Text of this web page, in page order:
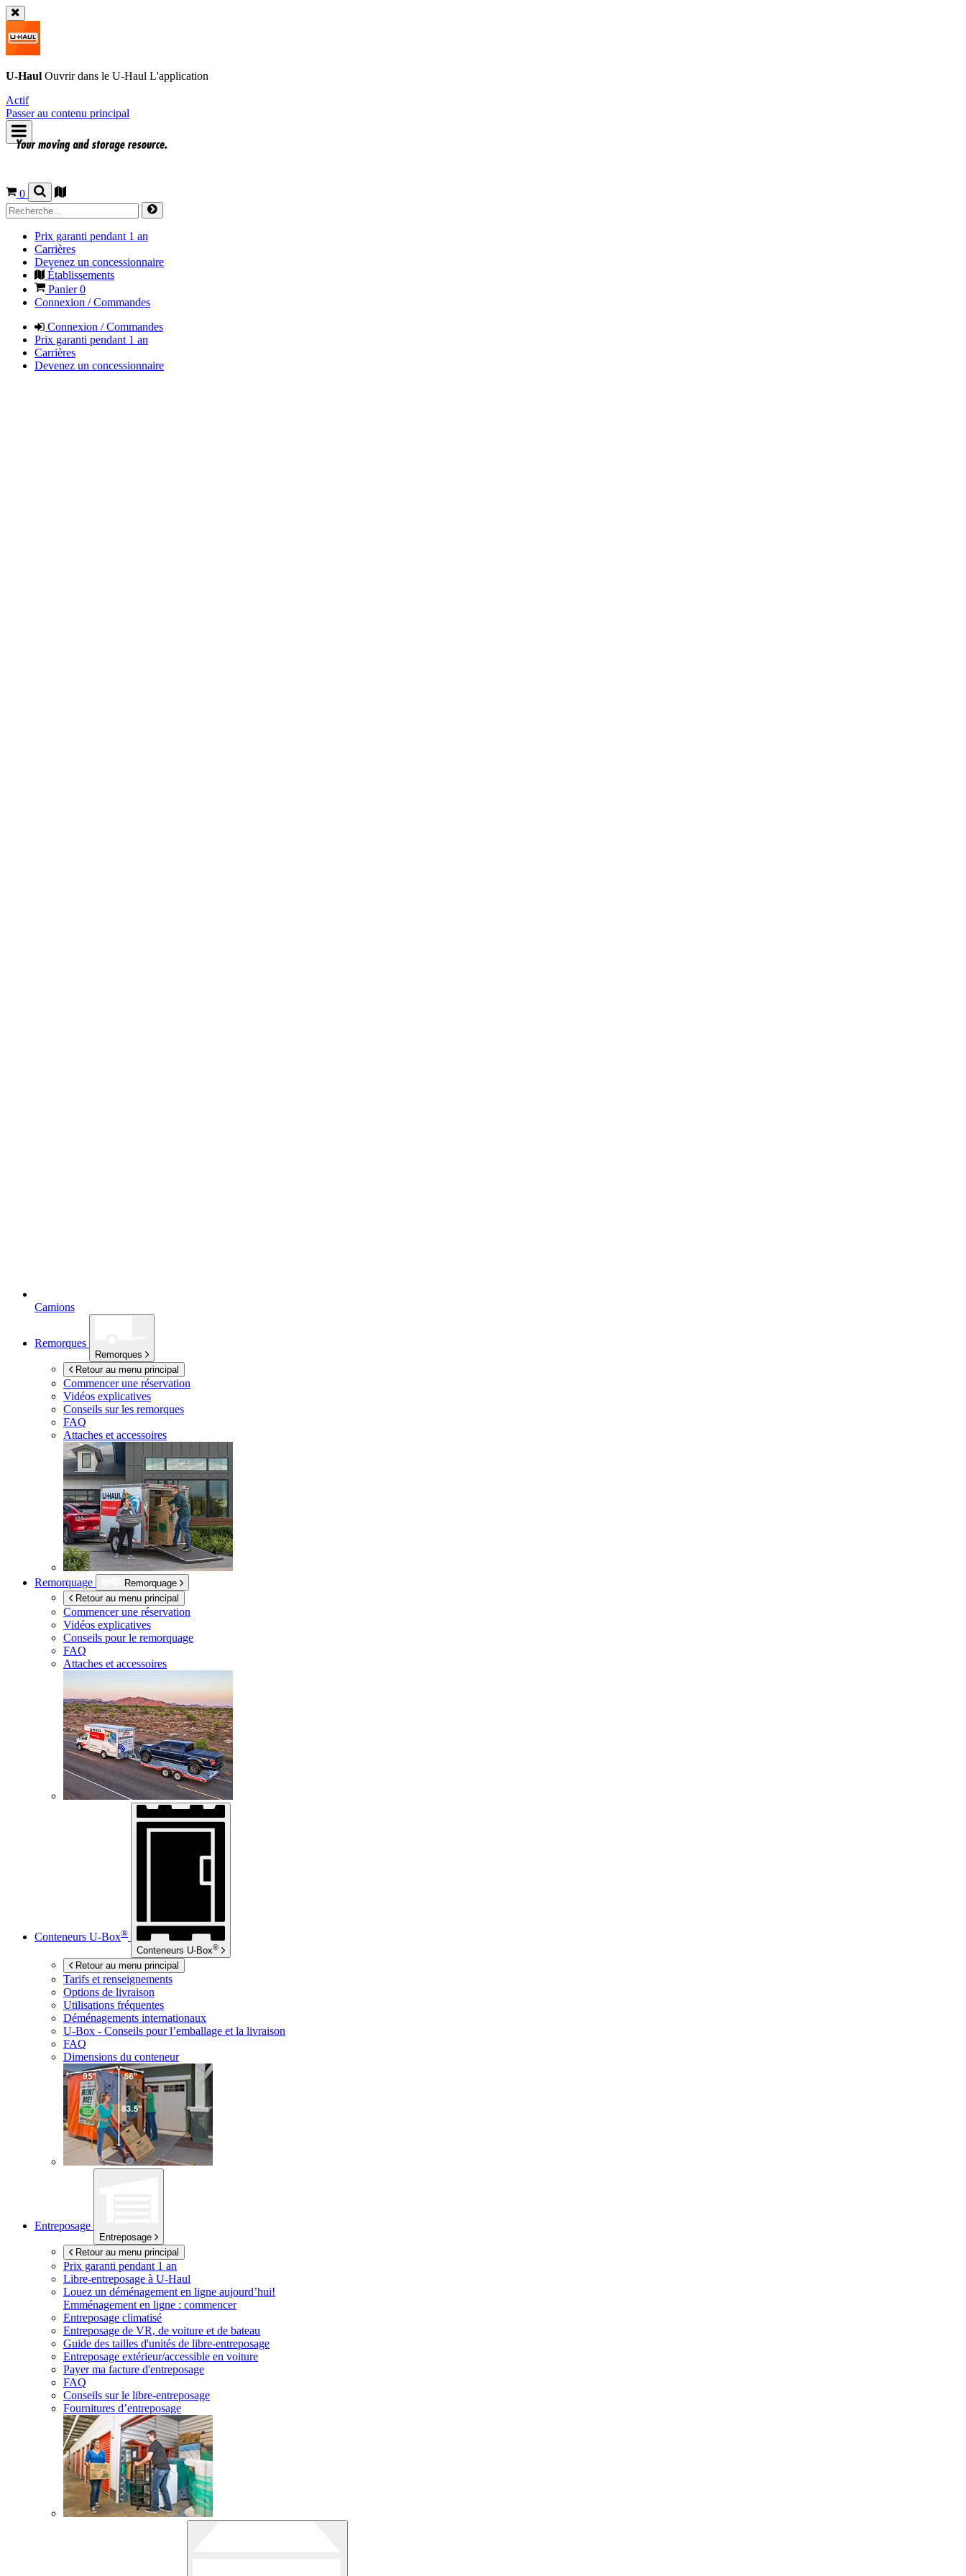
U-Haul Ouvrir dans le U-Haul L'application
Actif
Passer au contenu principal
0
Prix garanti pendant 1 an
Carrières
Devenez un concessionnaire
Établissements
Panier0
Connexion / Commandes
Connexion / Commandes
Prix garanti pendant 1 an
Carrières
Devenez un concessionnaire
Camions
Remorques
Remorques
Retour au menu principal
Commencer une réservation
Vidéos explicatives
Conseils sur les remorques
FAQ
Attaches et accessoires
Remorquage
Remorquage
Retour au menu principal
Commencer une réservation
Vidéos explicatives
Conseils pour le remorquage
FAQ
Attaches et accessoires
Conteneurs U-Box®
Conteneurs U-Box®
Retour au menu principal
Tarifs et renseignements
Options de livraison
Utilisations fréquentes
Déménagements internationaux
U-Box - Conseils pour l’emballage et la livraison
FAQ
Dimensions du conteneur
Entreposage
Entreposage
Retour au menu principal
Prix garanti pendant 1 an
Libre-entreposage à U-Haul
Louez un déménagement en ligne aujourd’hui!
Emménagement en ligne : commencer
Entreposage climatisé
Entreposage de VR, de voiture et de bateau
Guide des tailles d'unités de libre-entreposage
Entreposage extérieur/accessible en voiture
Payer ma facture d'entreposage
FAQ
Conseils sur le libre-entreposage
Fournitures d’entreposage